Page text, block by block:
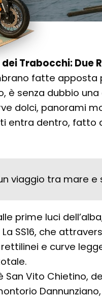
Trabocchi: Due
fatte apposta
è senza dubbio
dolci, panorami
ti entra dentro,
viaggio tra mare e
prime luci
SS16, che
e curve
Vito Chietino,